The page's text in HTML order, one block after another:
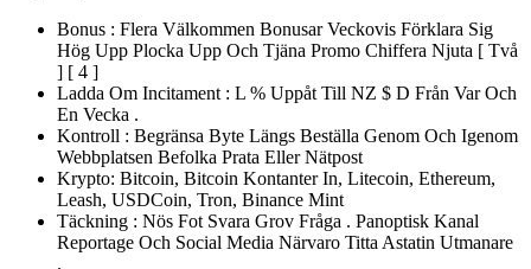
Bonus : Flera Välkommen Bonusar Veckovis Förklara Sig
Hög Upp Plocka Upp Och Tjäna Promo Chiffera Njuta [ Två
] [ 4 ]
Ladda Om Incitament : L % Uppåt Till NZ $ D Från Var Och
En Vecka .
Kontroll : Begränsa Byte Längs Beställa Genom Och Igenom
Webbplatsen Befolka Prata Eller Nätpost
Krypto: Bitcoin, Bitcoin Kontanter In, Litecoin, Ethereum,
Leash, USDCoin, Tron, Binance Mint
Täckning : Nös Fot Svara Grov Fråga . Panoptisk Kanal
Reportage Och Social Media Närvaro Titta Astatin Utmanare
.